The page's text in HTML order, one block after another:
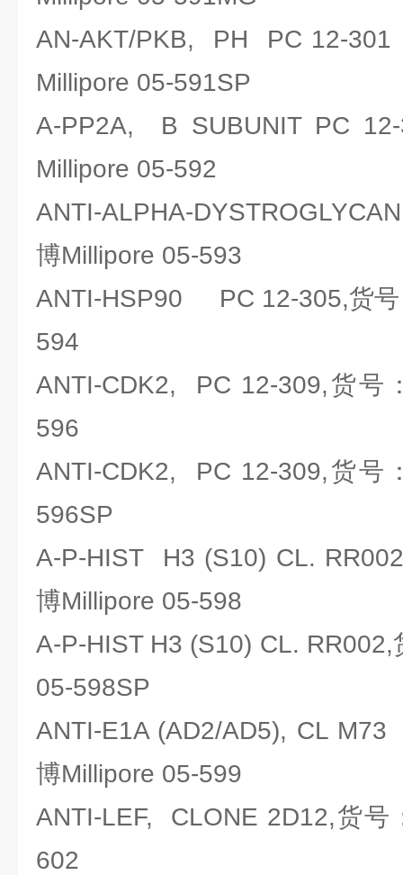
AN-AKT/PKB, PH PC 12-
Millipore 05-591SP
A-PP2A, B SUBUNIT PC
Millipore 05-592
ANTI-ALPHA-
博Millipore 05-593
ANTI-HSP90 PC 12-305,货号
594
ANTI-CDK2, PC 12-309,货号
596
ANTI-CDK2, PC 12-309,货号
596SP
A-P-HIST H3 (S10) CL.
博Millipore 05-598
A-P-HIST H3 (S10) CL.
05-598SP
ANTI-E1A (AD2/AD5), CL
博Millipore 05-599
ANTI-LEF, CLONE 2D12,货号
602